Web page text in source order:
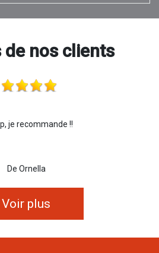
de nos clients
je recommande !!
De Ornella
Voir plus